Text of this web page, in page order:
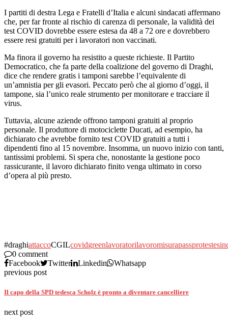
I partiti di destra Lega e Fratelli d’Italia e alcuni sindacati affermano
che, per far fronte al rischio di carenza di personale, la validità dei
test COVID dovrebbe essere estesa da 48 a 72 ore e dovrebbero
essere resi gratuiti per i lavoratori non vaccinati.
Ma finora il governo ha resistito a queste richieste. Il Partito
Democratico, che fa parte della coalizione del governo di Draghi,
dice che rendere gratis i tamponi sarebbe l’equivalente di
un’amnistia per gli evasori. Peccato però che al giorno d’oggi, il
tampone, sia l’unico reale strumento per monitorare e tracciare il
virus.
Tuttavia, alcune aziende offrono tamponi gratuiti al proprio
personale. Il produttore di motociclette Ducati, ad esempio, ha
dichiarato che avrebbe fornito test COVID gratuiti a tutti i
dipendenti fino al 15 novembre. Insomma, un nuovo inizio con tanti,
tantissimi problemi. Si spera che, nonostante la gestione poco
rassicurante, il lavoro dichiarato finito venga ultimato in corso
d’opera al più presto.
#draghiattaccoCGILcovidgreenlavoratorilavoromisurapassproteste
0 comment
Facebook
Twitter Linkedin
Whatsapp
previous post
Il capo della SPD tedesca Scholz è pronto a diventare cancelliere
next post